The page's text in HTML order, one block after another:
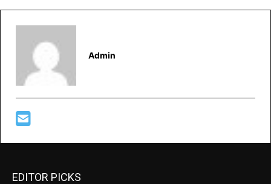
Admin
EDITOR PICKS